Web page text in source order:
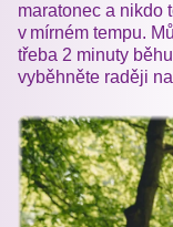
maratonec a nikdo
v mírném tempu.
třeba 2 minuty
vyběhněte raději